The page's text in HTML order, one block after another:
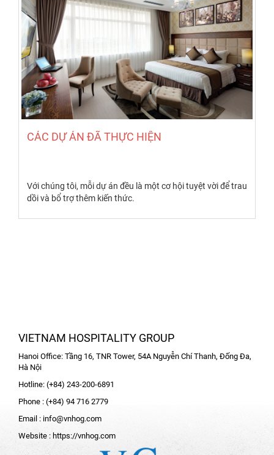
CÁC DỰ ÁN ĐÃ THỰC HIỆN
Với chúng tôi, mỗi dự án đều là một cơ hội tuyệt vời để trau
dồi và bổ trợ thêm kiến thức.
VIETNAM HOSPITALITY GROUP
Hanoi Office: Tầng 16, TNR Tower, 54A Nguyễn Chí Thanh, Đống Đa,
Hà Nội
Hotline: (+84) 243-200-6891
Phone : (+84) 94 716 2779
Email : info@vnhog.com
Website : https://vnhog.com